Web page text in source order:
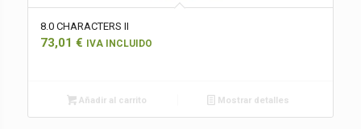
8.0 CHARACTERS II
73,01 € IVA INCLUIDO
Añadir al carrito Mostrar detalles